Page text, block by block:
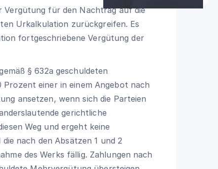
Vergütung für den Nachtrag auf die
Urkalkulation zurückgreifen. Es
fortgeschriebene Vergütung der
§ 632a geschuldeten
einer in einem Angebot nach
ansetzen, wenn sich die Parteien
gerichtliche
Weg und ergeht keine
nach den Absätzen 1 und 2
des Werks fällig. Zahlungen nach